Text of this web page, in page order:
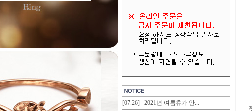
[07.26]
2021년 여름휴가 안...